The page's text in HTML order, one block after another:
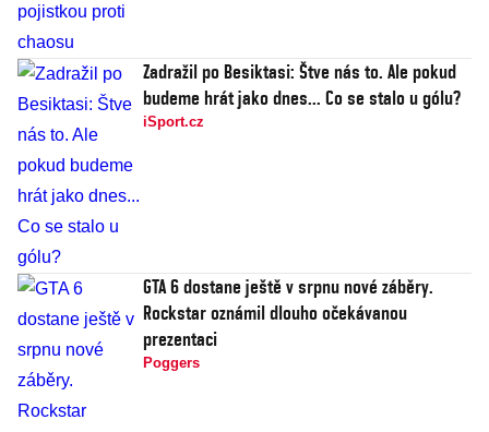
Zadražil po Besiktasi: Štve nás to. Ale pokud
budeme hrát jako dnes... Co se stalo u gólu?
iSport.cz
GTA 6 dostane ještě v srpnu nové záběry.
Rockstar oznámil dlouho očekávanou
prezentaci
Poggers